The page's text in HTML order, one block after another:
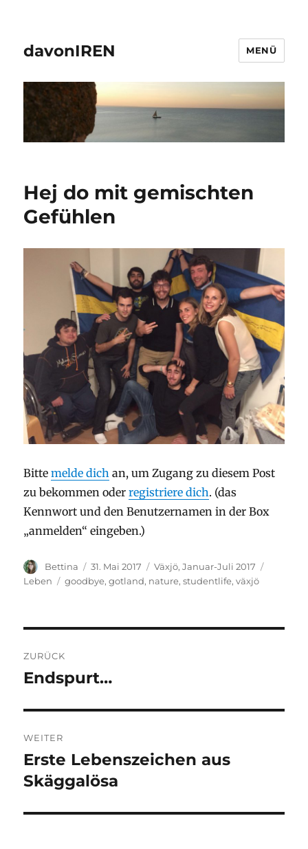
davonIREN MENÜ
Hej do mit gemischten
Gefühlen
Bittemelde dich an, um Zugang zu diesem Post
zu bekommen oderregistriere dich. (das
Kennwort und den Benutzernamen in der Box
„anmelden“ eingeben.)
Autor
Bettina
Veröffentlicht
am
31. Mai 2017 Stay
Växjö, Januar-Juli 2017
Leben
Schlagwörter
goodbye,gotland, nature,studentlife,växjö
ZURÜCK
Vorheriger
Endspurt…
WEITER
Nächster
Beitrag:
Erste Lebenszeichen aus
Skäggalösa